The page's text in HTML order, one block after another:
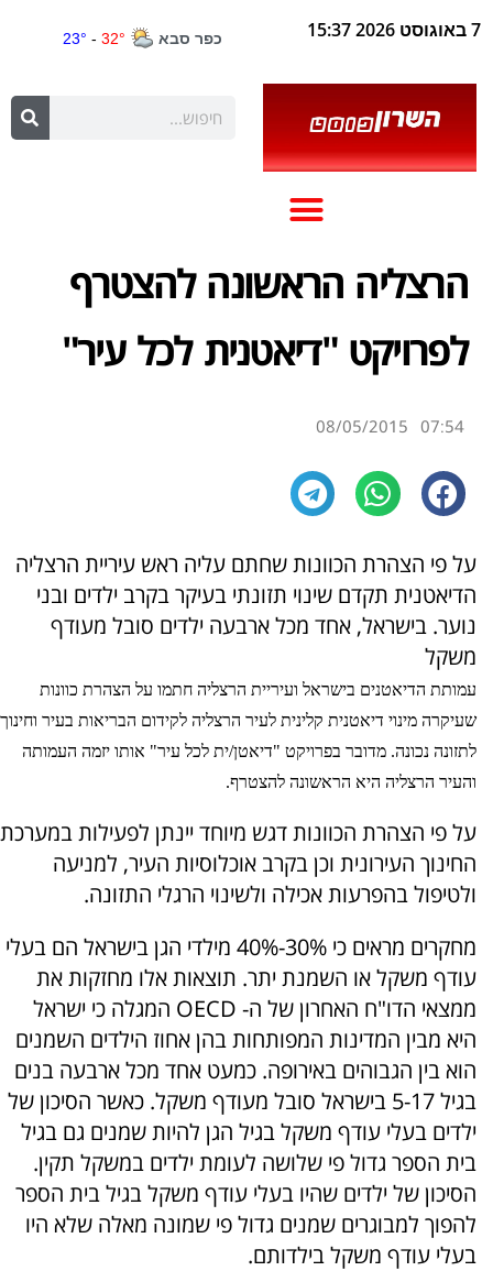
7 באוגוסט 2026 15:37
הרצליה הראשונה להצטרף
לפרויקט "דיאטנית לכל עיר"
07:54
08/05/2015
על פי הצהרת הכוונות שחתם עליה ראש עיריית הרצליה
הדיאטנית תקדם שינוי תזונתי בעיקר בקרב ילדים ובני
נוער. בישראל, אחד מכל ארבעה ילדים סובל מעודף
משקל
עמותת הדיאטנים בישראל ועיריית הרצליה חתמו על הצהרת כוונות
שעיקרה מינוי דיאטנית קלינית לעיר הרצליה לקידום הבריאות בעיר וחינוך
לתזונה נכונה. מדובר בפרויקט "דיאטן/ית לכל עיר" אותו יזמה העמותה
והעיר הרצליה היא הראשונה להצטרף.
על פי הצהרת הכוונות דגש מיוחד יינתן לפעילות במערכת
החינוך העירונית וכן בקרב אוכלוסיות העיר, למניעה
ולטיפול בהפרעות אכילה ולשינוי הרגלי התזונה.
מחקרים מראים כי 30%-40% מילדי הגן בישראל הם בעלי
עודף משקל או השמנת יתר. תוצאות אלו מחזקות את
ממצאי הדו"ח האחרון של ה- OECD המגלה כי ישראל
היא מבין המדינות המפותחות בהן אחוז הילדים השמנים
הוא בין הגבוהים באירופה. כמעט אחד מכל ארבעה בנים
בגיל 5-17 בישראל סובל מעודף משקל. כאשר הסיכון של
ילדים בעלי עודף משקל בגיל הגן להיות שמנים גם בגיל
בית הספר גדול פי שלושה לעומת ילדים במשקל תקין.
הסיכון של ילדים שהיו בעלי עודף משקל בגיל בית הספר
להפוך למבוגרים שמנים גדול פי שמונה מאלה שלא היו
בעלי עודף משקל בילדותם.